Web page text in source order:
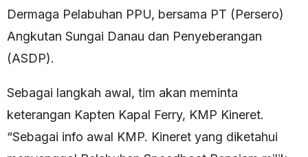
Dermaga Pelabuhan PPU, bersama PT (Persero)
Angkutan Sungai Danau dan Penyeberangan
(ASDP).
Sebagai langkah awal, tim akan meminta
keterangan Kapten Kapal Ferry, KMP Kineret.
“Sebagai info awal KMP. Kineret yang diketahui